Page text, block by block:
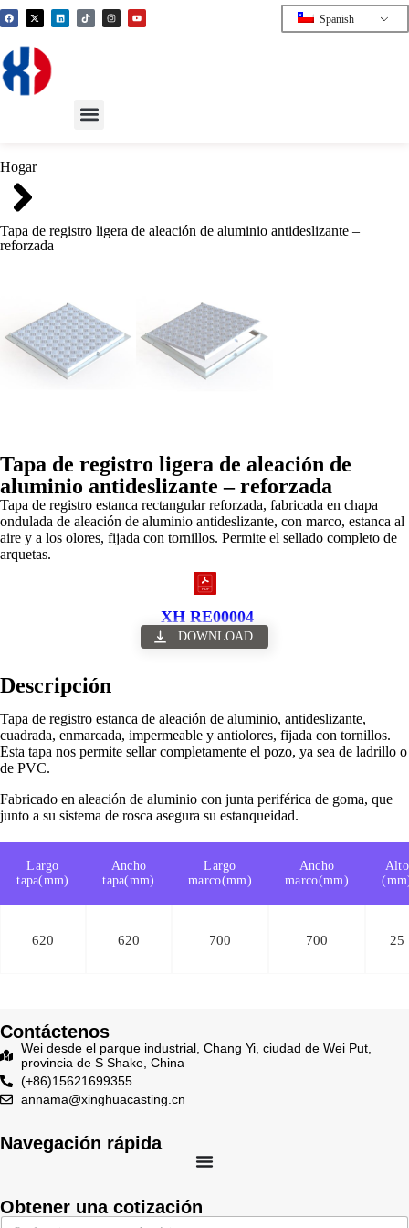
Spanish
Hogar
Tapa de registro ligera de aleación de aluminio antideslizante –
reforzada
Tapa de registro ligera de aleación de
aluminio antideslizante – reforzada
Tapa de registro estanca rectangular reforzada, fabricada en chapa
ondulada de aleación de aluminio antideslizante, con marco, estanca al
aire y a los olores, fijada con tornillos. Permite el sellado completo de
arquetas.
XH RE00004
DOWNLOAD
Descripción
Tapa de registro estanca de aleación de aluminio, antideslizante,
cuadrada, enmarcada, impermeable y antiolores, fijada con tornillos.
Esta tapa nos permite sellar completamente el pozo, ya sea de ladrillo o
de PVC.
Fabricado en aleación de aluminio con junta periférica de goma, que
junto a su sistema de rosca asegura su estanqueidad.
Largo
tapa(mm)
Ancho
tapa(mm)
Largo
marco(mm)
Ancho
marco(mm)
Alto
620 620 700 700 25
Contáctenos
Wei desde el parque industrial, Chang Yi, ciudad de Wei Put,
provincia de S Shake, China
(+86)15621699355
annama@xinghuacasting.cn
Navegación rápida
Obtener una cotización